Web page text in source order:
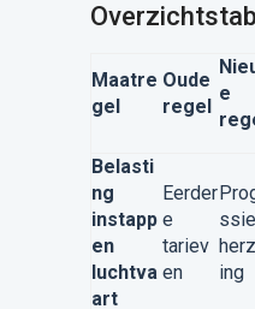
Maatre
gel
Oude
regel
e
Belasti
ng
instapp
en
luchtva
art
Eerder
e
tariev
en
ing